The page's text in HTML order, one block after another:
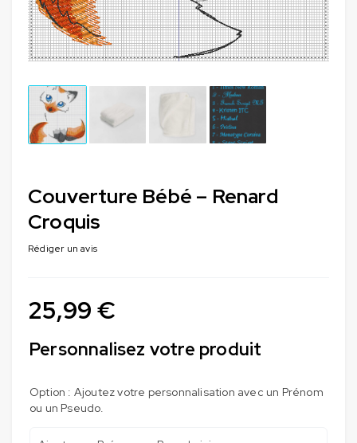
Couverture Bébé – Renard
Croquis
Rédiger un avis
25,99 €
Personnalisez votre produit
Option : Ajoutez votre personnalisation avec un Prénom
ou un Pseudo.